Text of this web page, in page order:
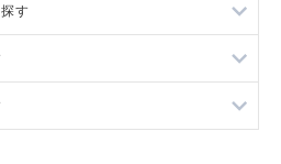
件の案件一覧
件の案件一覧
一覧
却物件の案件一覧
却物件の案件一覧
物件の案件一覧
す
売却物件の案件一覧
き売却物件の案件一覧
却物件の案件一覧